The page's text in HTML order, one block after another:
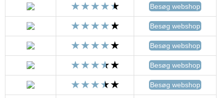
Besøg webshop
Besøg webshop
Besøg webshop
Besøg webshop
Besøg webshop